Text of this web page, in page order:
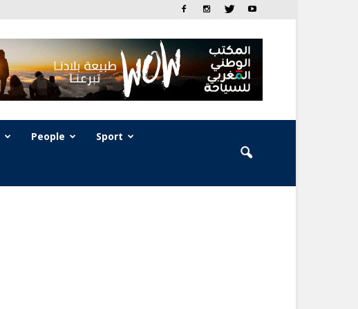
People Sport